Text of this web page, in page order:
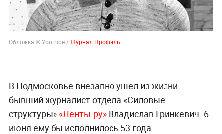
Обложка © YouTube /Журнал Профиль
В Подмосковье внезапно ушёл из жизни
бывший журналист отдела «Силовые
структуры» «Ленты.ру»Владислав Гринкевич. 6
июня ему бы исполнилось 53 года.